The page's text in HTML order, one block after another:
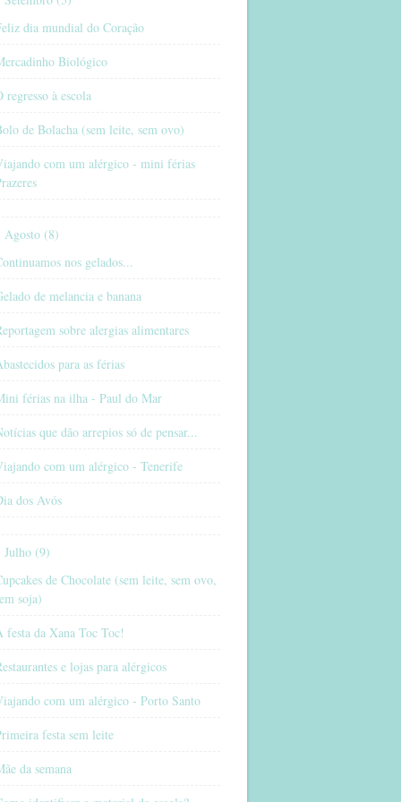
dia mundial do Coração
Biológico
regresso à escola
de Bolacha (sem leite, sem ovo)
com um alérgico - mini férias
Agosto (8)
nos gelados...
de melancia e banana
sobre alergias alimentares
para as férias
férias na ilha - Paul do Mar
que dão arrepios só de pensar...
com um alérgico - Tenerife
dos Avós
Julho (9)
de Chocolate (sem leite, sem ovo,
soja)
festa da Xana Toc Toc!
e lojas para alérgicos
com um alérgico - Porto Santo
festa sem leite
da semana